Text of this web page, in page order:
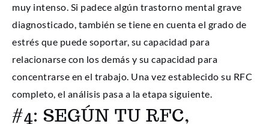
muy intenso. Si padece algún trastorno mental grave
diagnosticado, también se tiene en cuenta el grado de
estrés que puede soportar, su capacidad para
relacionarse con los demás y su capacidad para
concentrarse en el trabajo. Una vez establecido su RFC
completo, el análisis pasa a la etapa siguiente.
#4: SEGÚN TU RFC,